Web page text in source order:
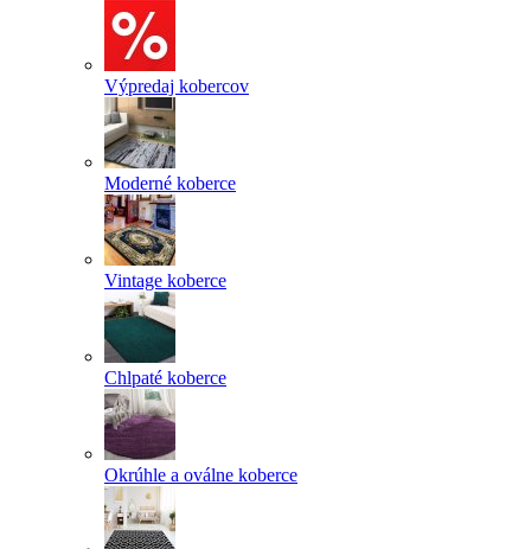
Výpredaj kobercov
Moderné koberce
Vintage koberce
Chlpaté koberce
Okrúhle a oválne koberce